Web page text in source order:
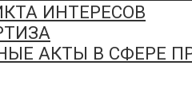
ИНТЕРЕСОВ
АКТЫ В СФЕРЕ